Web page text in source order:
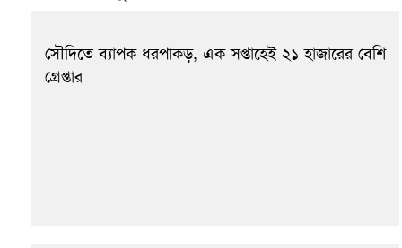
সৌদিতে ব্যাপক ধরপাকড়, এক সপ্তাহেই ২১ হাজারের বেশি
গ্রেপ্তার